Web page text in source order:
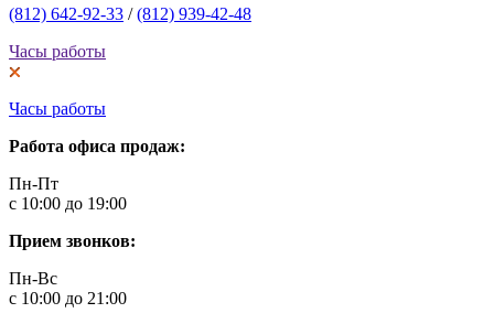
(812) 642-92-33 /(812) 939-42-48
Часы работы
Часы работы
Работа офиса продаж:
Пн-Пт
с 10:00 до 19:00
Прием звонков:
Пн-Вс
с 10:00 до 21:00